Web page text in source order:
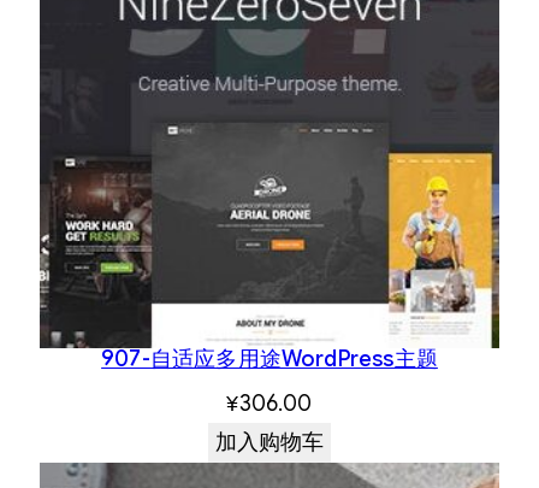
907-自适应多用途WordPress主题
¥306.00
加入购物车